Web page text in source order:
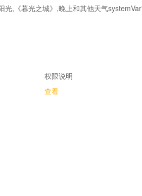
,《暮光之城》,晚上和其他天气
权限说明
查看